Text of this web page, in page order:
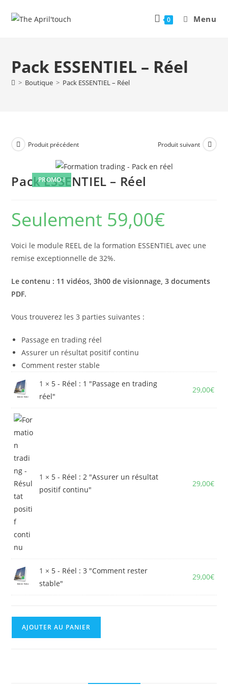
0 Menu
Pack ESSENTIEL – Réel
> Boutique > Pack ESSENTIEL – Réel
PROMO !
Produit précédent Produit suivant
Pack ESSENTIEL – Réel
Seulement 59,00€
Voici le module REEL de la formation ESSENTIEL avec une
remise exceptionnelle de 32%.
Le contenu : 11 vidéos, 3h00 de visionnage, 3 documents
PDF.
Vous trouverez les 3 parties suivantes :
Passage en trading réel
Assurer un résultat positif continu
Comment rester stable
1 × 5 - Réel : 1 "Passage en trading
réel"
29,00€
1 × 5 - Réel : 2 "Assurer un résultat
positif continu"
29,00€
1 × 5 - Réel : 3 "Comment rester
stable"
29,00€
AJOUTER AU PANIER